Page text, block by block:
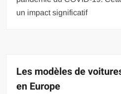
un impact significatif
Les modèles de
en Europe